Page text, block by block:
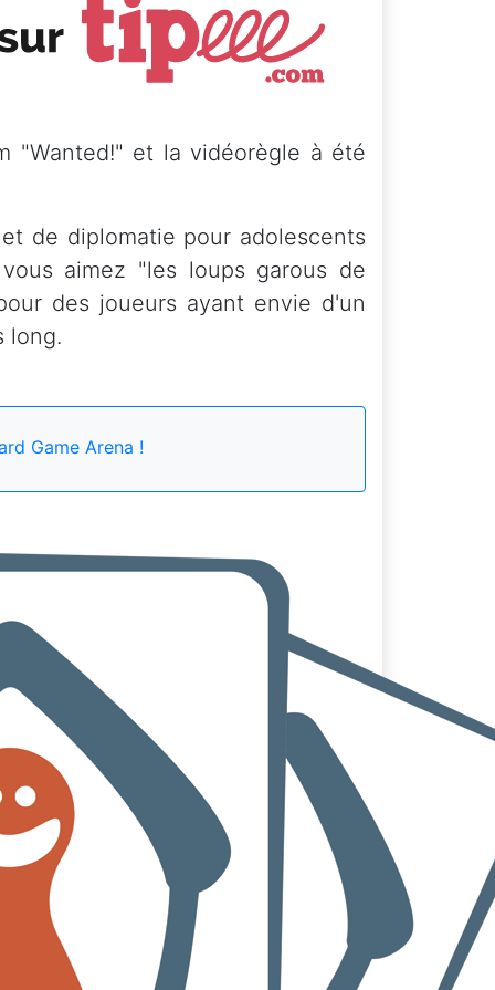
"Wanted!" et la vidéorègle à été
de diplomatie pour adolescents
aimez "les loups garous de
des joueurs ayant envie d'un
long.
Game Arena !